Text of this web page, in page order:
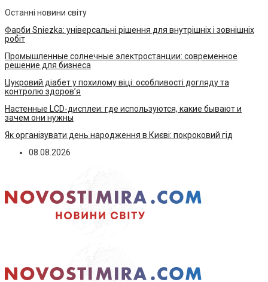
Останні новини світу
Фарби Sniezka: універсальні рішення для внутрішніх і зовнішніх
робіт
Промышленные солнечные электростанции: современное
решение для бизнеса
Цукровий діабет у похилому віці: особливості догляду та
контролю здоров’я
Настенные LCD-дисплеи: где используются, какие бывают и
зачем они нужны
Як організувати день народження в Києві: покроковий гід
08.08.2026